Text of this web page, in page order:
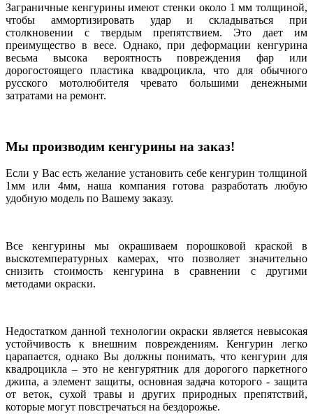
Заграничные кенгурины имеют стенки около 1 мм толщиной,
чтобы аммортизировать удар и складываться при
столкновении с твердым препятствием. Это дает им
преимущество в весе. Однако, при деформации кенгурина
весьма высока вероятность повреждения фар или
дорогостоящего пластика квадроцикла, что для обычного
русского мотолюбителя чревато большими денежными
затратами на ремонт.
Мы производим кенгурины на заказ!
Если у Вас есть желание установить себе кенгурин толщиной
1мм или 4мм, наша компания готова разработать любую
удобную модель по Вашему заказу.
Все кенгурины мы окрашиваем порошковой краской в
выскотемпературных камерах, что позволяет значительно
снизить стоимость кенгурина в сравнении с другими
методами окраски.
Недостатком данной технологии окраски является невысокая
устойчивость к внешним повреждениям. Кенгурин легко
царапается, однако Вы должны понимать, что кенгурин для
квадроцикла – это не кенгурятник для дорогого паркетного
джипа, а элемент защиты, основная задача которого - защита
от веток, сухой травы и других природных препятствий,
которые могут повстречаться на бездорожье.